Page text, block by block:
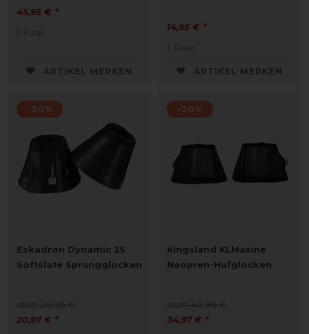
45,95 € *
1 Paar
ARTIKEL MERKEN
14,95 € *
1 Paar
ARTIKEL MERKEN
-30%
Eskadron Dynamic 25
Softslate Sprungglocken
statt 29,95 €
20,97 € *
-30%
Kingsland KLMaxine
Neopren-Hufglocken
statt 49,95 €
34,97 € *